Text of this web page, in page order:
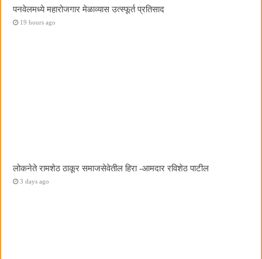
पनवेलमध्ये महारोजगार मेळाव्यास उत्स्फूर्त प्रतिसाद
19 hours ago
लोकनेते रामशेठ ठाकूर समाजसेवेतील हिरा -आमदार रविशेठ पाटील
3 days ago